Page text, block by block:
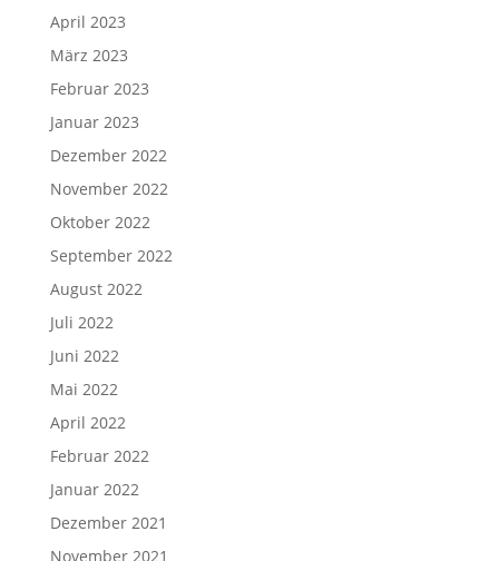
April 2023
März 2023
Februar 2023
Januar 2023
Dezember 2022
November 2022
Oktober 2022
September 2022
August 2022
Juli 2022
Juni 2022
Mai 2022
April 2022
Februar 2022
Januar 2022
Dezember 2021
November 2021